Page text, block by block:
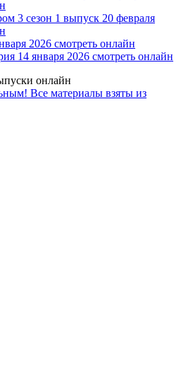
3 сезон 1 выпуск 20 февраля
2026 смотреть онлайн
14 января 2026 смотреть онлайн
онлайн
Все материалы взяты из